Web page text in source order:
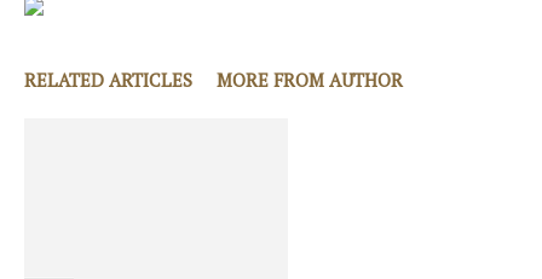
RELATED ARTICLES MORE FROM AUTHOR